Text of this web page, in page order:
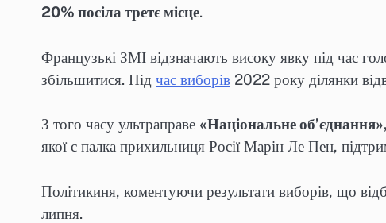
20% посіла третє місце.
Французькі ЗМІ відзначають високу явку під час
збільшитися. Під час виборів 2022 року ділянки
З того часу ультраправе «Національне
якої є палка прихильниця Росії Марін Ле Пен,
Політикиня, коментуючи результати виборів, що
липня.